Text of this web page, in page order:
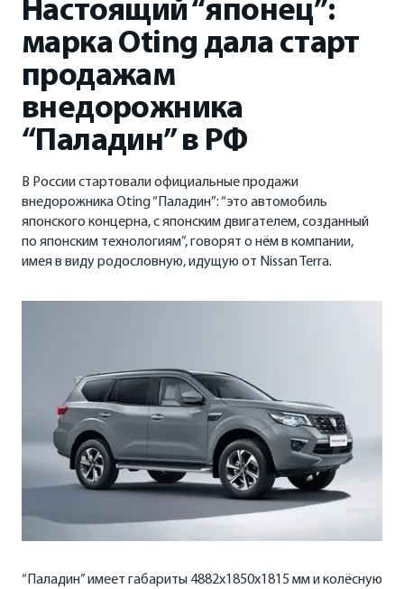
ФИНАНСЫ И КРЕДИТ
Кредитные программы
Рассчитать кредит
Страхование
Настоящий “японец”:
марка Oting дала старт
продажам
внедорожника
“Паладин” в РФ
В России стартовали официальные продажи
внедорожника Oting “Паладин”: “это автомобиль
японского концерна, с японским двигателем, созданный
по японским технологиям”, говорят о нём в компании,
имея в виду родословную, идущую от Nissan Terra.
“Паладин” имеет габариты 4882х1850х1815 мм и колёсную